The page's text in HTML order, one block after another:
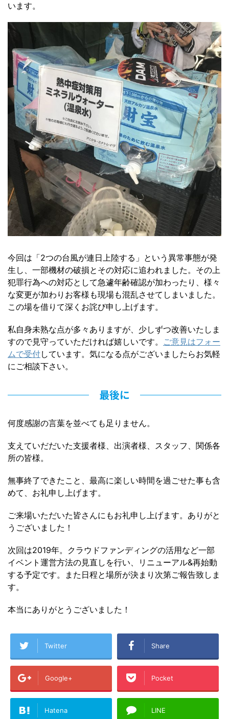
います。
今回は「2つの台風が連日上陸する」という異常事態が発
生し、一部機材の破損とその対応に追われました。その上
犯罪行為への対応として急遽年齢確認が加わったり、様々
な変更が加わりお客様も現場も混乱させてしまいました。
この場を借りて深くお詫び申し上げます。
私自身未熟な点が多々ありますが、少しずつ改善いたしま
すので見守っていただければ嬉しいです。 ご意見はフォー
ムで受付しています。気になる点がございましたらお気軽
にご相談下さい。
最後に
何度感謝の言葉を並べても足りません。
支えていだだいた支援者様、出演者様、スタッフ、関係各
所の皆様。
無事終了できたこと、最高に楽しい時間を過ごせた事も含
めて、お礼申し上げます。
ご来場いただいた皆さんにもお礼申し上げます。ありがと
うございました！
次回は2019年。クラウドファンディングの活用など一部
イベント運営方法の見直しを行い、リニューアル&再始動
する予定です。また日程と場所が決まり次第ご報告致しま
す。
本当にありがとうございました！
Twitter Share
Google+ Pocket
Hatena LINE